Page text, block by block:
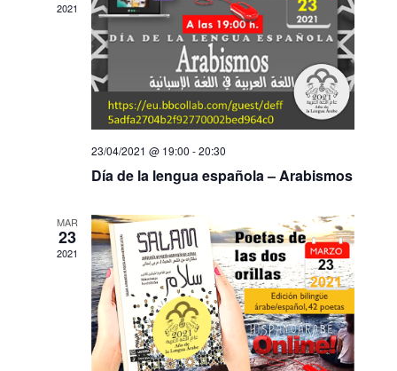
2021
23/04/2021 @ 19:00 -20:30
Día de la lengua española – Arabismos
MAR
23
2021